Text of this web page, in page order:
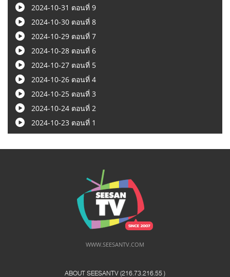
2024-10-31 ตอนที่ 9
2024-10-30 ตอนที่ 8
2024-10-29 ตอนที่ 7
2024-10-28 ตอนที่ 6
2024-10-27 ตอนที่ 5
2024-10-26 ตอนที่ 4
2024-10-25 ตอนที่ 3
2024-10-24 ตอนที่ 2
2024-10-23 ตอนที่ 1
WWW.SEESANTV.COM
ABOUT SEESANTV (216.73.216.55 ​)